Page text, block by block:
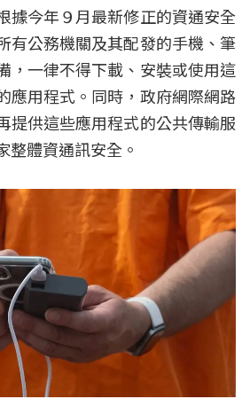
據今年９月最新修正的資通安全
有公務機關及其配發的手機、筆
，一律不得下載、安裝或使用這
應用程式。同時，政府網際網路
提供這些應用程式的公共傳輸服
整體資通訊安全。